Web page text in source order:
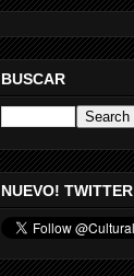
BUSCAR
NUEVO! TWITTER